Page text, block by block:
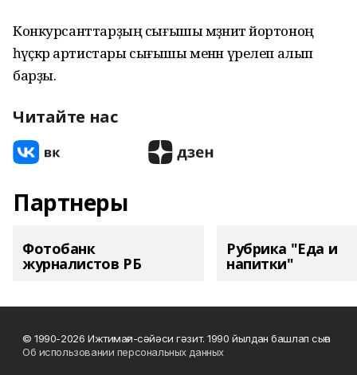
Конкурсанттарҙың сығышы мәҙәниәт йортоноң
һәүәҫкәр артистары сығышы менән үрелеп алып
барҙы.
Читайте нас
Партнеры
Фотобанк
журналистов РБ
Рубрика "Еда и
напитки"
© 1990-2026 Ижтимағи-сәйәси гәзит. 1990 йылдан башлап сыға
Об использовании персональных данных